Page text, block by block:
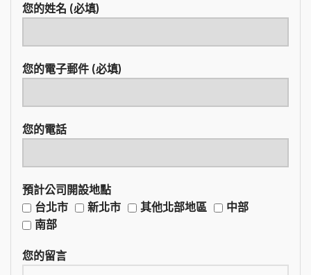
您的姓名 (必填)
您的電子郵件 (必填)
您的電話
預計公司開設地點
台北市
新北市 其他北部地區
中部
南部
您的留言